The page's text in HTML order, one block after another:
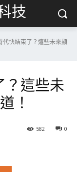
技
代快結束了？這些未來顯
？這些未
！
0
582